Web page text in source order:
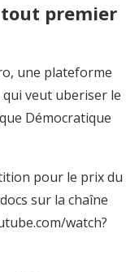
tout premier
une plateforme
veut uberiser le
Démocratique
pour le prix du
sur la chaîne
watch?